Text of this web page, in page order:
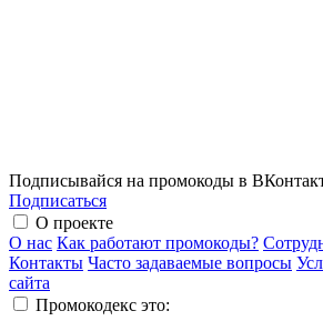
Подписывайся на промокоды в
Подписаться
О проекте
О нас Как работают промокоды?
Контакты Часто задаваемые вопросы
сайта
Промокодекс это: